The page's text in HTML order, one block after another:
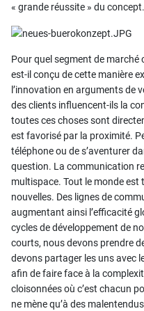
« grande réussite » du concept.
Pour quel segment de
est-il conçu de cette manière
l’innovation en arguments de
des clients influencent-ils la
toutes ces choses sont
est favorisé par la proximité.
téléphone ou de s’aventurer
question. La communication
multispace. Tout le monde
nouvelles. Des lignes de
augmentant ainsi l’efficacité
cycles de développement de
courts, nous devons prendre
devons partager les uns avec
afin de faire face à la
cloisonnées où c’est chacun
ne mène qu’à des